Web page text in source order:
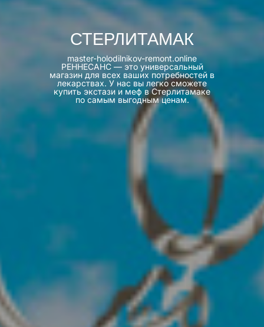
СТЕРЛИТАМАК
master-holodilnikov-remont.online
РЕННЕСАНС — это универсальный
магазин для всех ваших потребностей в
лекарствах. У нас вы легко сможете
купить экстази и меф в Стерлитамаке
по самым выгодным ценам.